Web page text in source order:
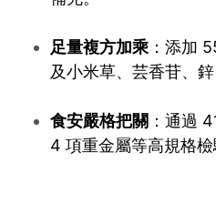
足量複方加乘 ：添加
及小米草、芸香苷、
食安嚴格把關 ：通過
4 項重金屬等高規格